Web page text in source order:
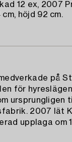
12 ex, 2007
höjd 92 cm.
på
för
ursprungligen
2007 lät
upplaga om